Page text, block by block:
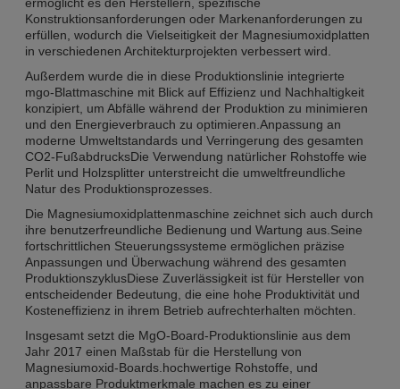
Konstruktionsanforderungen oder Markenanforderungen zu
erfüllen, wodurch die Vielseitigkeit der Magnesiumoxidplatten
in verschiedenen Architekturprojekten verbessert wird.
Außerdem wurde die in diese Produktionslinie integrierte
mgo-Blattmaschine mit Blick auf Effizienz und Nachhaltigkeit
konzipiert, um Abfälle während der Produktion zu minimieren
und den Energieverbrauch zu optimieren.Anpassung an
moderne Umweltstandards und Verringerung des gesamten
CO2-FußabdrucksDie Verwendung natürlicher Rohstoffe wie
Perlit und Holzsplitter unterstreicht die umweltfreundliche
Natur des Produktionsprozesses.
Die Magnesiumoxidplattenmaschine zeichnet sich auch durch
ihre benutzerfreundliche Bedienung und Wartung aus.Seine
fortschrittlichen Steuerungssysteme ermöglichen präzise
Anpassungen und Überwachung während des gesamten
ProduktionszyklusDiese Zuverlässigkeit ist für Hersteller von
entscheidender Bedeutung, die eine hohe Produktivität und
Kosteneffizienz in ihrem Betrieb aufrechterhalten möchten.
Insgesamt setzt die MgO-Board-Produktionslinie aus dem
Jahr 2017 einen Maßstab für die Herstellung von
Magnesiumoxid-Boards.hochwertige Rohstoffe, und
anpassbare Produktmerkmale machen es zu einer